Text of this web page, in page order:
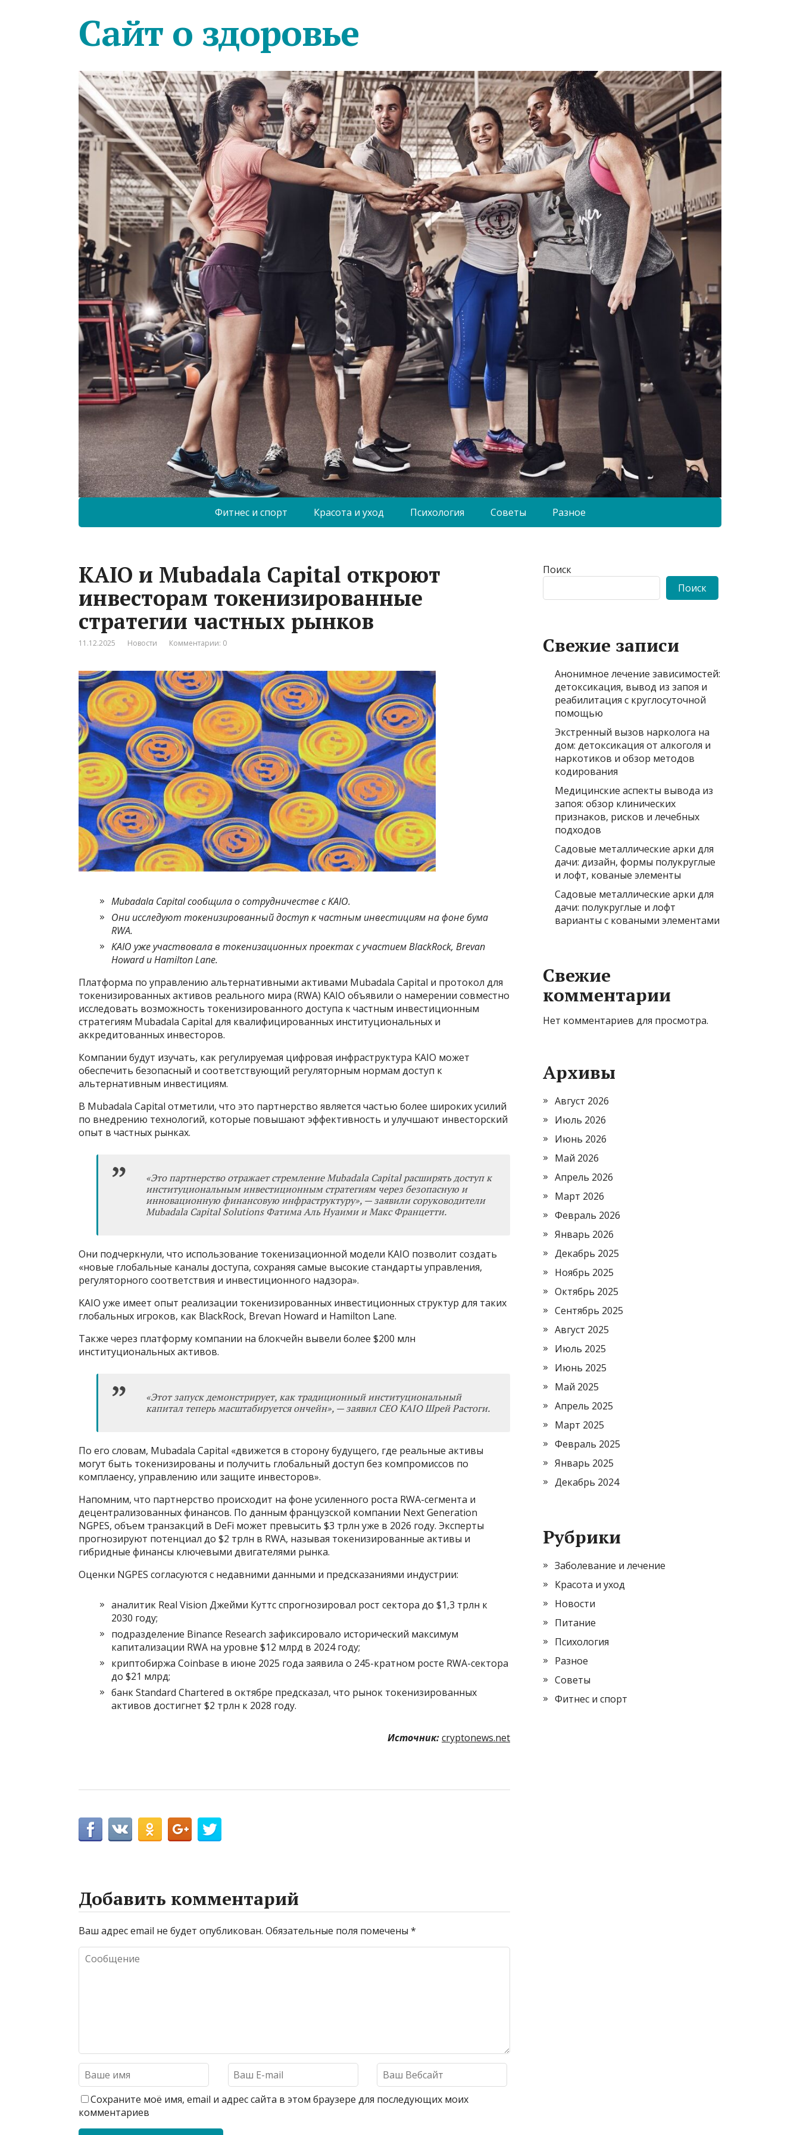
Сайт о здоровье
Фитнес и спорт Красота и уход Психология Советы Разное
KAIO и Mubadala Capital откроют
инвесторам токенизированные
стратегии частных рынков
11.12.2025 Новости Комментарии: 0
Mubadala Capital сообщила о сотрудничестве с KAIO.
Они исследуют токенизированный доступ к частным инвестициям на фоне бума
RWA.
KAIO уже участвовала в токенизационных проектах с участием BlackRock, Brevan
Howard и Hamilton Lane.
Платформа по управлению альтернативными активами Mubadala Capital и протокол для
токенизированных активов реального мира (RWA) KAIO объявили о намерении совместно
исследовать возможность токенизированного доступа к частным инвестиционным
стратегиям Mubadala Capital для квалифицированных институциональных и
аккредитованных инвесторов.
Компании будут изучать, как регулируемая цифровая инфраструктура KAIO может
обеспечить безопасный и соответствующий регуляторным нормам доступ к
альтернативным инвестициям.
В Mubadala Capital отметили, что это партнерство является частью более широких усилий
по внедрению технологий, которые повышают эффективность и улучшают инвесторский
опыт в частных рынках.
«Это партнерство отражает стремление Mubadala Capital расширять доступ к
институциональным инвестиционным стратегиям через безопасную и
инновационную финансовую инфраструктуру», — заявили соруководители
Mubadala Capital Solutions Фатима Аль Нуаими и Макс Францетти.
Они подчеркнули, что использование токенизационной модели KAIO позволит создать
«новые глобальные каналы доступа, сохраняя самые высокие стандарты управления,
регуляторного соответствия и инвестиционного надзора».
KAIO уже имеет опыт реализации токенизированных инвестиционных структур для таких
глобальных игроков, как BlackRock, Brevan Howard и Hamilton Lane.
Также через платформу компании на блокчейн вывели более $200 млн
институциональных активов.
«Этот запуск демонстрирует, как традиционный институциональный
капитал теперь масштабируется ончейн», —заявил CEO KAIO Шрей Растоги.
По его словам, Mubadala Capital «движется в сторону будущего, где реальные активы
могут быть токенизированы и получить глобальный доступ без компромиссов по
комплаенсу, управлению или защите инвесторов».
Напомним, что партнерство происходит на фоне усиленного роста RWA-сегмента и
децентрализованных финансов. По данным французской компании Next Generation
NGPES, объем транзакций в DeFi может превысить $3 трлн уже в 2026 году. Эксперты
прогнозируют потенциал до $2 трлн в RWA, называя токенизированные активы и
гибридные финансы ключевыми двигателями рынка.
Оценки NGPES согласуются с недавними данными и предсказаниями индустрии:
аналитик Real Vision Джейми Куттс спрогнозировал рост сектора до $1,3 трлн к
2030 году;
подразделение Binance Research зафиксировало исторический максимум
капитализации RWA на уровне $12 млрд в 2024 году;
криптобиржа Coinbase в июне 2025 года заявила о 245-кратном росте RWA-сектора
до $21 млрд;
банк Standard Chartered в октябре предсказал, что рынок токенизированных
активов достигнет $2 трлн к 2028 году.
Источник:cryptonews.net
Добавить комментарий
Ваш адрес email не будет опубликован. Обязательные поля помечены *
Сохраните моё имя, email и адрес сайта в этом браузере для последующих моих
комментариев
Поиск
Поиск
Свежие записи
Анонимное лечение зависимостей:
детоксикация, вывод из запоя и
реабилитация с круглосуточной
помощью
Экстренный вызов нарколога на
дом: детоксикация от алкоголя и
наркотиков и обзор методов
кодирования
Медицинские аспекты вывода из
запоя: обзор клинических
признаков, рисков и лечебных
подходов
Садовые металлические арки для
дачи: дизайн, формы полукруглые
и лофт, кованые элементы
Садовые металлические арки для
дачи: полукруглые и лофт
варианты с коваными элементами
Свежие
комментарии
Нет комментариев для просмотра.
Архивы
Август 2026
Июль 2026
Июнь 2026
Май 2026
Апрель 2026
Март 2026
Февраль 2026
Январь 2026
Декабрь 2025
Ноябрь 2025
Октябрь 2025
Сентябрь 2025
Август 2025
Июль 2025
Июнь 2025
Май 2025
Апрель 2025
Март 2025
Февраль 2025
Январь 2025
Декабрь 2024
Рубрики
Заболевание и лечение
Красота и уход
Новости
Питание
Психология
Разное
Советы
Фитнес и спорт